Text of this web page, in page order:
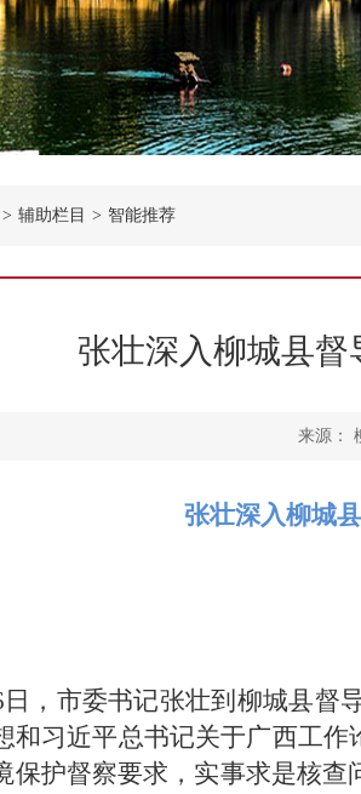
> 辅助栏目 > 智能推荐
张壮深入柳城县
来源：
张壮深入柳城
日，市委书记张壮到柳城县督
和习近平总书记关于广西工
保护督察要求，实事求是核查